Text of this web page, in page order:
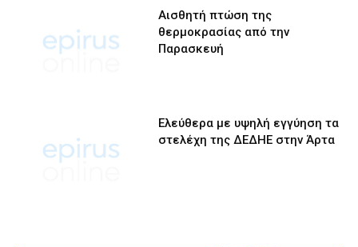
Αισθητή πτώση της
θερμοκρασίας από την
Παρασκευή
Ελεύθερα με υψηλή εγγύηση τα
στελέχη της ΔΕΔΗΕ στην Άρτα